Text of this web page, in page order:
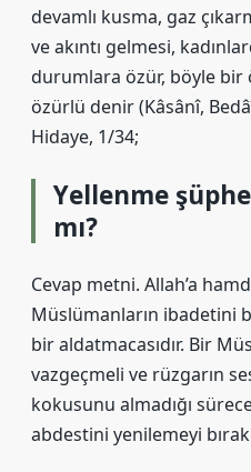
devamlı kusma, gaz
ve akıntı gelmesi,
durumlara özür, böyle
özürlü denir (Kâsânî,
Hidaye, 1/34;
Yellenme
mı?
Cevap metni. Allah’a
Müslümanların ibadetini
bir aldatmacasıdır. Bir
vazgeçmeli ve rüzgarın
kokusunu almadığı
abdestini yenilemeyi